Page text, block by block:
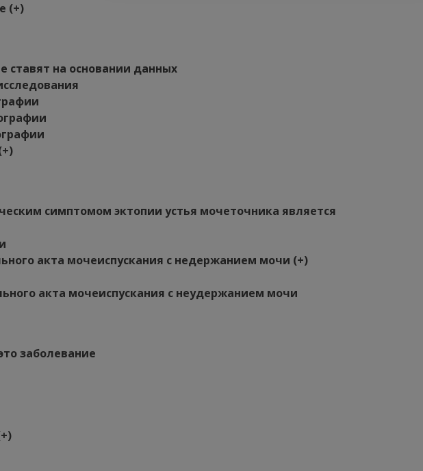
(+)
ставят на основании данных
симптомом эктопии устья мочеточника является
акта мочеиспускания с недержанием мочи (+)
акта мочеиспускания с неудержанием мочи
заболевание